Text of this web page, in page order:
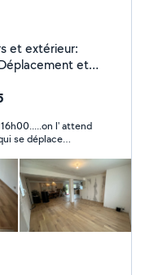
et extérieur:
et
l' attend
se déplace